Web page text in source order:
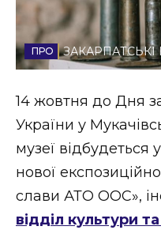
Спорт
Стиль життя
Втрачений
14 жовтня до Дня
України у
музеї відбудеться
нової
слави АТО ООС»,
відділ культури